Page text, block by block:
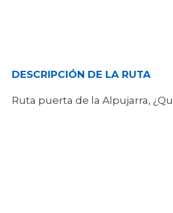
DESCRIPCIÓN DE LA RUTA
Ruta puerta de la Alpujarra,